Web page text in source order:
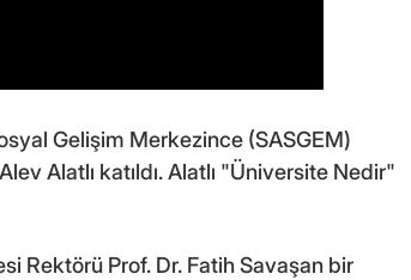
Gelişim Merkezince (SASGEM)
Alatlı katıldı. Alatlı "Üniversite Nedir"
Rektörü Prof. Dr. Fatih Savaşan bir